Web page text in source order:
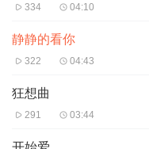
334 04:10
静静的看你
322 04:43
狂想曲
291 03:44